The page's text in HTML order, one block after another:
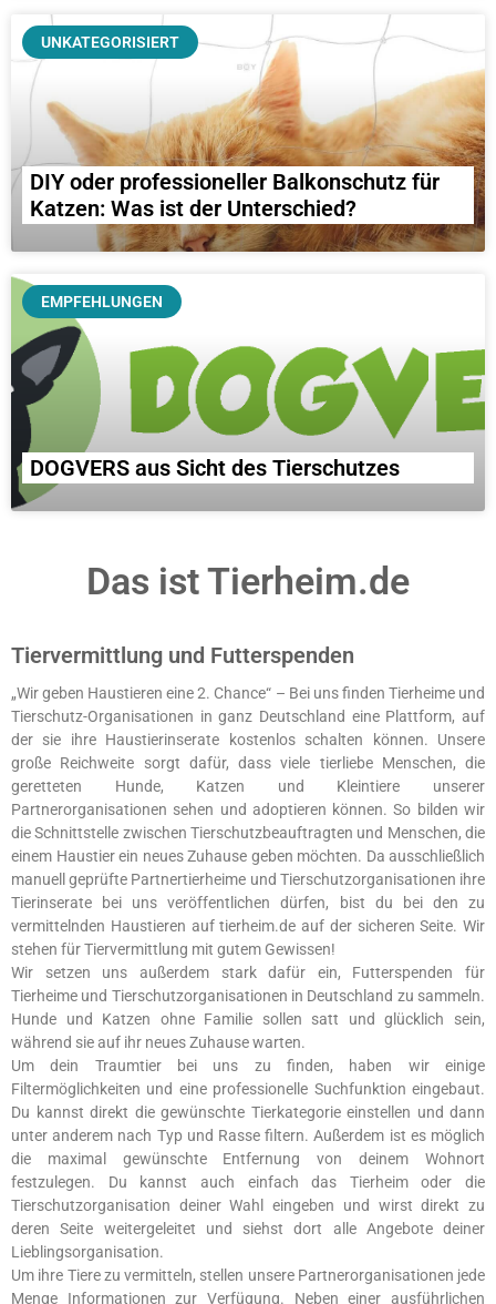
UNKATEGORISIERT
DIY oder professioneller Balkonschutz für
Katzen: Was ist der Unterschied?
EMPFEHLUNGEN
DOGVERS aus Sicht des Tierschutzes
Das ist Tierheim.de
Tiervermittlung und Futterspenden
„Wir geben Haustieren eine 2. Chance“ – Bei uns finden Tierheime und
Tierschutz-Organisationen in ganz Deutschland eine Plattform, auf
der sie ihre Haustierinserate kostenlos schalten können. Unsere
große Reichweite sorgt dafür, dass viele tierliebe Menschen, die
geretteten Hunde, Katzen und Kleintiere unserer
Partnerorganisationen sehen und adoptieren können. So bilden wir
die Schnittstelle zwischen Tierschutzbeauftragten und Menschen, die
einem Haustier ein neues Zuhause geben möchten. Da ausschließlich
manuell geprüfte Partnertierheime und Tierschutzorganisationen ihre
Tierinserate bei uns veröffentlichen dürfen, bist du bei den zu
vermittelnden Haustieren auf tierheim.de auf der sicheren Seite. Wir
stehen für Tiervermittlung mit gutem Gewissen!
Wir setzen uns außerdem stark dafür ein, Futterspenden für
Tierheime und Tierschutzorganisationen in Deutschland zu sammeln.
Hunde und Katzen ohne Familie sollen satt und glücklich sein,
während sie auf ihr neues Zuhause warten.
Um dein Traumtier bei uns zu finden, haben wir einige
Filtermöglichkeiten und eine professionelle Suchfunktion eingebaut.
Du kannst direkt die gewünschte Tierkategorie einstellen und dann
unter anderem nach Typ und Rasse filtern. Außerdem ist es möglich
die maximal gewünschte Entfernung von deinem Wohnort
festzulegen. Du kannst auch einfach das Tierheim oder die
Tierschutzorganisation deiner Wahl eingeben und wirst direkt zu
deren Seite weitergeleitet und siehst dort alle Angebote deiner
Lieblingsorganisation.
Um ihre Tiere zu vermitteln, stellen unsere Partnerorganisationen jede
Menge Informationen zur Verfügung. Neben einer ausführlichen